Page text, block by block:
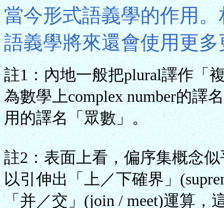
當今形式語義學的作用
語義學將來還會使用更
註1：內地一般把plural譯作「
為數學上complex number的譯
用的譯名「眾數」。
註2：表面上看，偏序集概念
以引伸出「上／下確界」
「并／交」(join / meet)運算，